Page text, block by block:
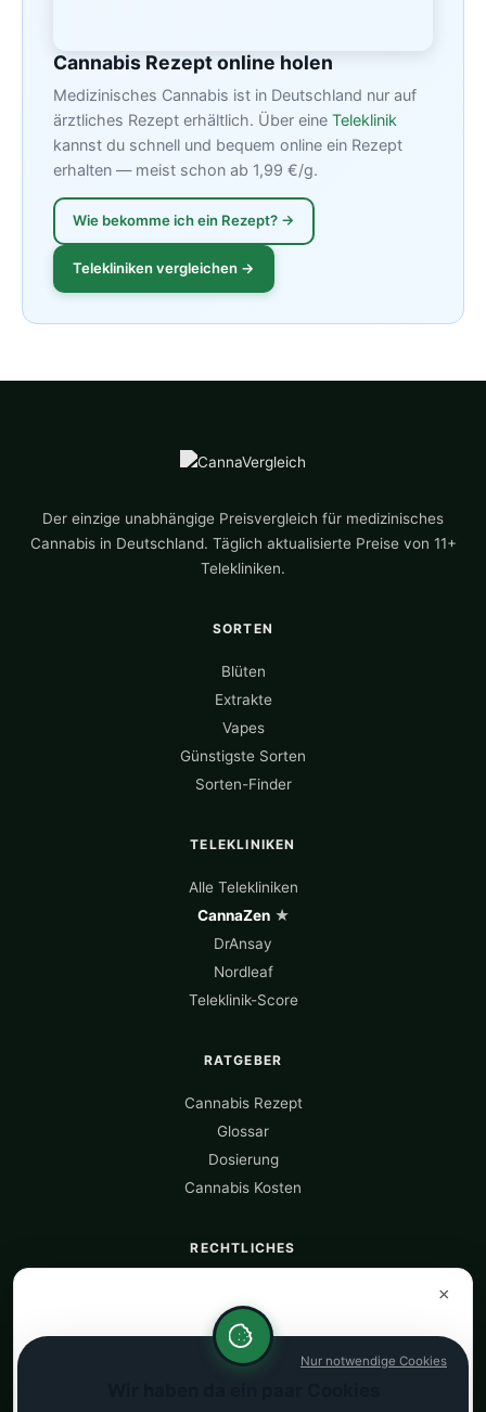
Cannabis Rezept online holen
Medizinisches Cannabis ist in Deutschland nur auf
ärztliches Rezept erhältlich. Über eine Teleklinik
kannst du schnell und bequem online ein Rezept
erhalten — meist schon ab 1,99 €/g.
Wie bekomme ich ein Rezept? →
Telekliniken vergleichen →
Der einzige unabhängige Preisvergleich für medizinisches
Cannabis in Deutschland. Täglich aktualisierte Preise von 11+
Telekliniken.
SORTEN
Blüten
Extrakte
Vapes
Günstigste Sorten
Sorten-Finder
TELEKLINIKEN
Alle Telekliniken
CannaZen★
DrAnsay
Nordleaf
Teleklinik-Score
RATGEBER
Cannabis Rezept
Glossar
Dosierung
Cannabis Kosten
RECHTLICHES
Datenquellen
Datenschutz
Nur notwendige Cookies
×